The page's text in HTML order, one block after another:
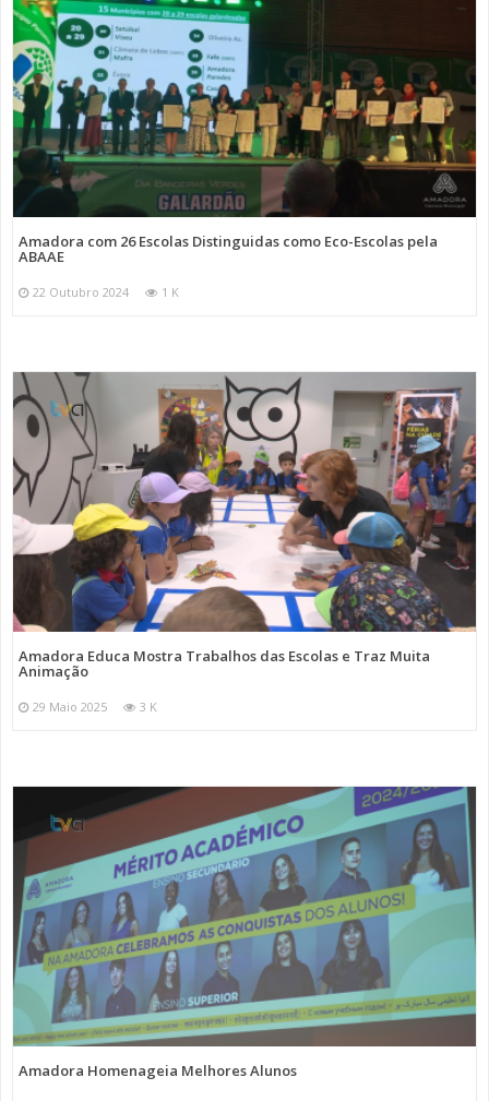
Amadora com 26 Escolas Distinguidas como Eco-Escolas pela
ABAAE
22 Outubro 2024 1 K
Amadora Educa Mostra Trabalhos das Escolas e Traz Muita
Animação
29 Maio 2025 3 K
Amadora Homenageia Melhores Alunos